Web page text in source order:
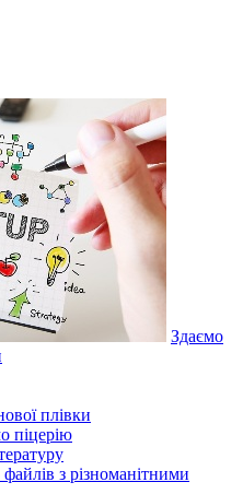
Здаємо
плівки
піцерію
з різноманітними